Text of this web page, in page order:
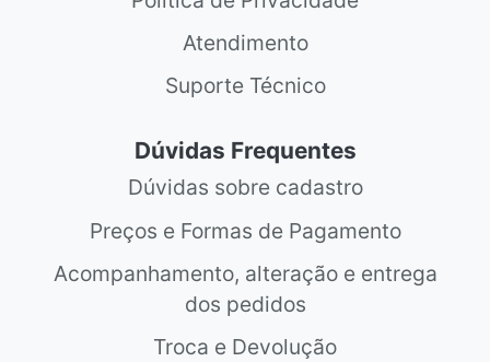
Atendimento
Suporte Técnico
Dúvidas Frequentes
Dúvidas sobre cadastro
Preços e Formas de Pagamento
Acompanhamento, alteração e entrega
dos pedidos
Troca e Devolução